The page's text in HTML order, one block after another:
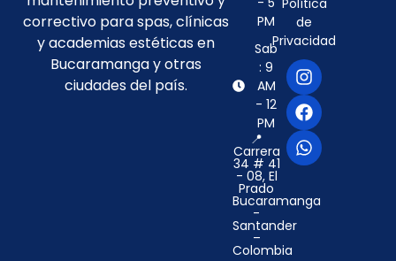
correctivo para spas, clínicas
y academias estéticas en
Bucaramanga y otras
ciudades del país.
PM
Sab
: 9
AM
- 12
PM
📍
Carrera
34 # 41
- 08, El
Prado
Bucaramanga
-
Santander
–
Colombia
de
Privacidad